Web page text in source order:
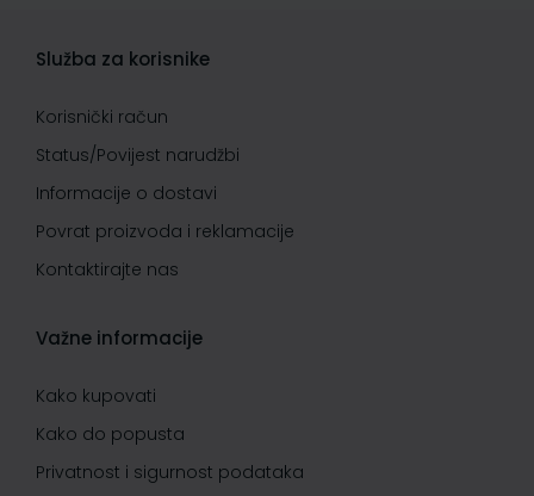
Služba za korisnike
Korisnički račun
Status/Povijest narudžbi
Informacije o dostavi
Povrat proizvoda i reklamacije
Kontaktirajte nas
Važne informacije
Kako kupovati
Kako do popusta
Privatnost i sigurnost podataka